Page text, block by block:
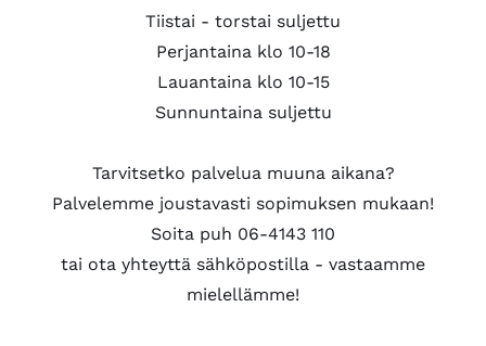
Tiistai - torstai suljettu
Perjantaina klo 10-18
Lauantaina klo 10-15
Sunnuntaina suljettu
Tarvitsetko palvelua muuna aikana?
Palvelemme joustavasti sopimuksen mukaan!
Soita puh 06-4143 110
tai ota yhteyttä sähköpostilla - vastaamme
mielellämme!